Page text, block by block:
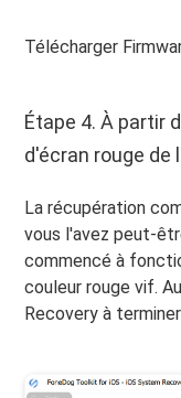
Télécharger
Étape 4. À partir
d'écran rouge de
La récupération
vous l'avez peut-
commencé à
couleur rouge vif.
Recovery à